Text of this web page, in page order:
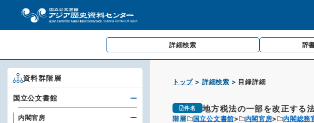
詳細検索 辞
トップ 詳細検索 目録詳細
件名 地方税法の一部を改正する
階層 国立公文書館 内閣官房 内閣総務
資料群階層
国立公文書館
内閣官房